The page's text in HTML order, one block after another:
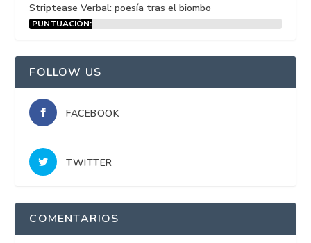
Striptease Verbal: poesía tras el biombo
PUNTUACIÓN:
FOLLOW US
FACEBOOK
TWITTER
COMENTARIOS